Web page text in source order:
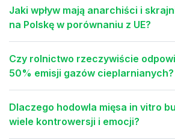
Jaki wpływ mają anarchiści i
na Polskę w porównaniu z UE?
Czy rolnictwo rzeczywiście
50% emisji gazów cieplarnianych?
Dlaczego hodowla mięsa in vitro
wiele kontrowersji i emocji?